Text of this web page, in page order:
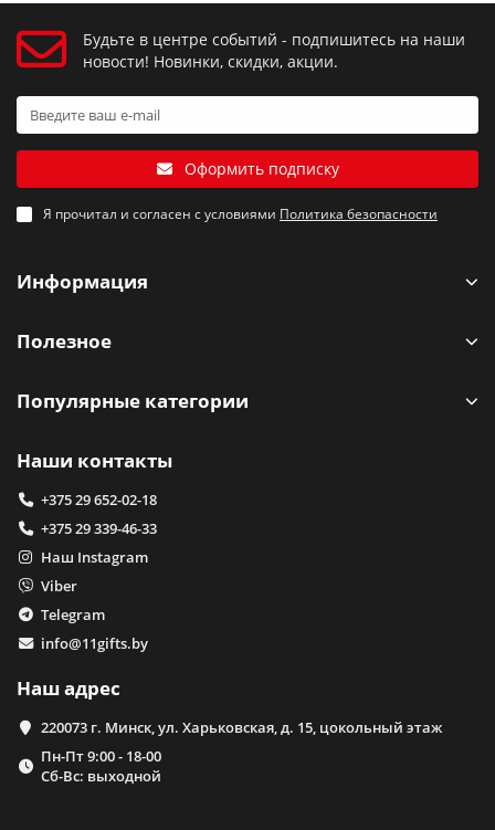
Будьте в центре событий - подпишитесь на наши
новости! Новинки, скидки, акции.
Оформить подписку
Я прочитал и согласен с условиями Политика безопасности
Информация
Полезное
Популярные категории
Наши контакты
+375 29 652-02-18
+375 29 339-46-33
Наш Instagram
Viber
Telegram
info@11gifts.by
Наш адрес
220073 г. Минск, ул. Харьковская, д. 15, цокольный этаж
Пн-Пт 9:00 - 18-00
Сб-Вс: выходной